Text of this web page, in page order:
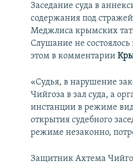
Заседание суда в
содержания под
Меджлиса крымских
Слушание не
этом в комментарии
«Судья, в нарушение
Чийгоза в зал суда, а
инстанции в режиме
открытия судебного
режиме незаконно,
Защитник Ахтема